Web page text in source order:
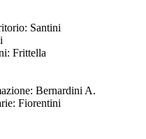
Santini
Frittella
Bernardini A.
Fiorentini